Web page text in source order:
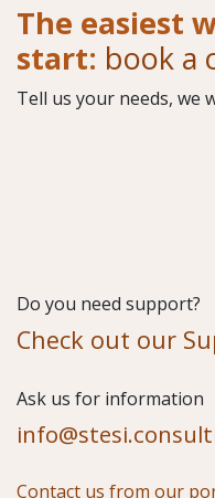
The easiest
start: book a
Tell us your needs, we
Do you need support?
Check out our
​Ask us for information
Contact us from our